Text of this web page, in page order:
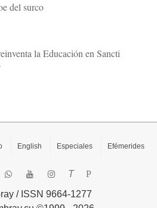
del surco
la Educación en Sancti
English Especiales Efémerides
T P
/ ISSN 9664-1277